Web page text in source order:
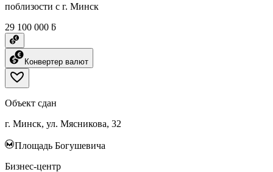
поблизости с г. Минск
29 100 000 ƃ
Конвертер валют
Объект сдан
г. Минск, ул. Мясникова, 32
Площадь Богушевича
Бизнес-центр